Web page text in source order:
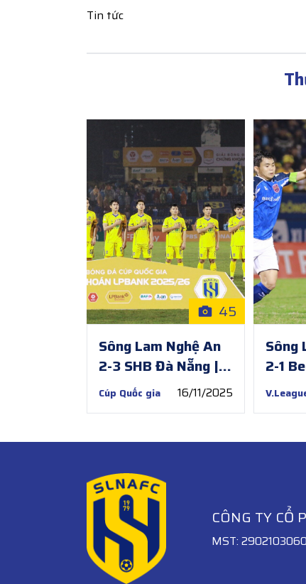
Tin tức
45
Sông Lam Nghệ An
2-3 SHB Đà Nẵng |
Vòng 1/8 Cúp Quốc
gia 2025/26
Cúp Quốc gia 16/11/2025
Sông
2-1
Chí
CÔNG TY CỔ
MST: 2902103060